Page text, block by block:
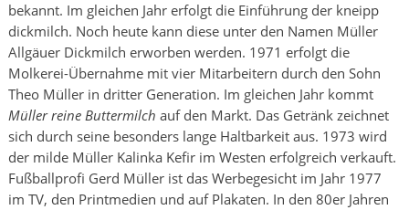
bekannt. Im gleichen Jahr erfolgt die Einführung der kneipp
dickmilch. Noch heute kann diese unter den Namen Müller
Allgäuer Dickmilch erworben werden. 1971 erfolgt die
Molkerei-Übernahme mit vier Mitarbeitern durch den Sohn
Theo Müller in dritter Generation. Im gleichen Jahr kommt
Müller reine Buttermilch auf den Markt. Das Getränk zeichnet
sich durch seine besonders lange Haltbarkeit aus. 1973 wird
der milde Müller Kalinka Kefir im Westen erfolgreich verkauft.
Fußballprofi Gerd Müller ist das Werbegesicht im Jahr 1977
im TV, den Printmedien und auf Plakaten. In den 80er Jahren